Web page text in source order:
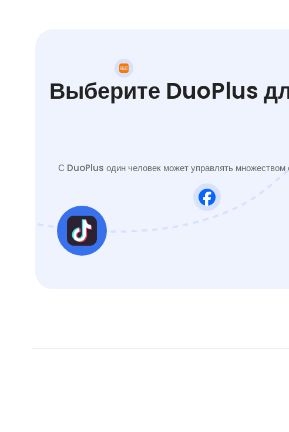
Выберите DuoPlus
С DuoPlus один человек может управлять множеством